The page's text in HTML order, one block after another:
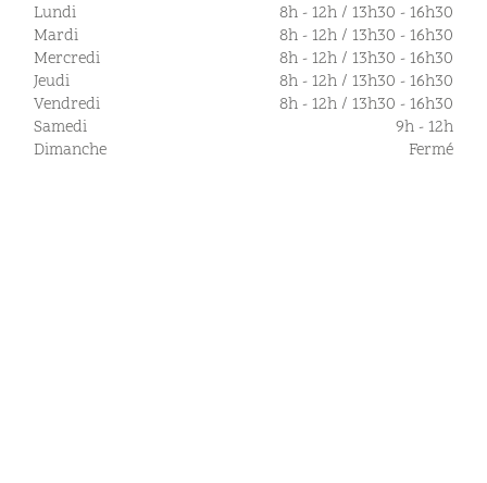
Lundi
8h - 12h / 13h30 - 16h30
Mardi
8h - 12h / 13h30 - 16h30
Mercredi
8h - 12h / 13h30 - 16h30
Jeudi
8h - 12h / 13h30 - 16h30
Vendredi
8h - 12h / 13h30 - 16h30
Samedi
9h - 12h
Dimanche
Fermé